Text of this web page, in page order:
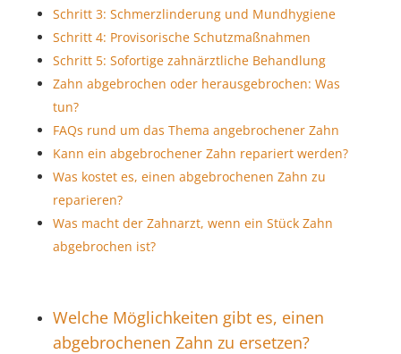
Schritt 3: Schmerzlinderung und Mundhygiene
Schritt 4: Provisorische Schutzmaßnahmen
Schritt 5: Sofortige zahnärztliche Behandlung
Zahn abgebrochen oder herausgebrochen: Was
tun?
FAQs rund um das Thema angebrochener Zahn
Kann ein abgebrochener Zahn repariert werden?
Was kostet es, einen abgebrochenen Zahn zu
reparieren?
Was macht der Zahnarzt, wenn ein Stück Zahn
abgebrochen ist?
Welche Möglichkeiten gibt es, einen
abgebrochenen Zahn zu ersetzen?